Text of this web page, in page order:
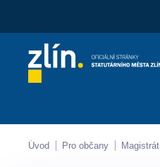
Kontakty
Úvod Pro občany Magistrát